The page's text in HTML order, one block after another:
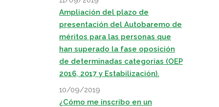
Ampliación del plazo de
presentación del Autobaremo de
méritos para las personas que
han superado la fase oposición
de determinadas categorías (OEP
2016, 2017 y Estabilización).
10/09/2019
¿Cómo me inscribo en un